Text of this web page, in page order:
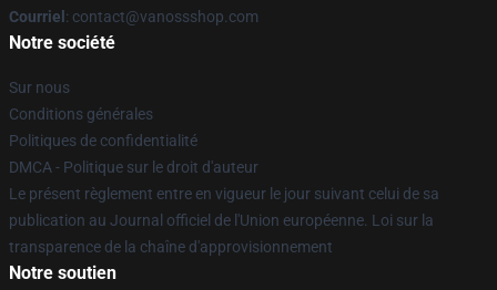
Courriel : contact@vanossshop.com
Notre société
Sur nous
Conditions générales
Politiques de confidentialité
DMCA - Politique sur le droit d'auteur
Le présent règlement entre en vigueur le jour suivant celui de sa
publication au Journal officiel de l'Union européenne. Loi sur la
transparence de la chaîne d'approvisionnement
Notre soutien